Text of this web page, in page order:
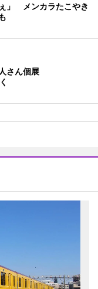
」 メンカラたこやき
さん個展